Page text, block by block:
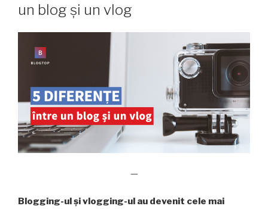
un blog și un vlog
—
Blogging-ul și vlogging-ul au devenit cele mai